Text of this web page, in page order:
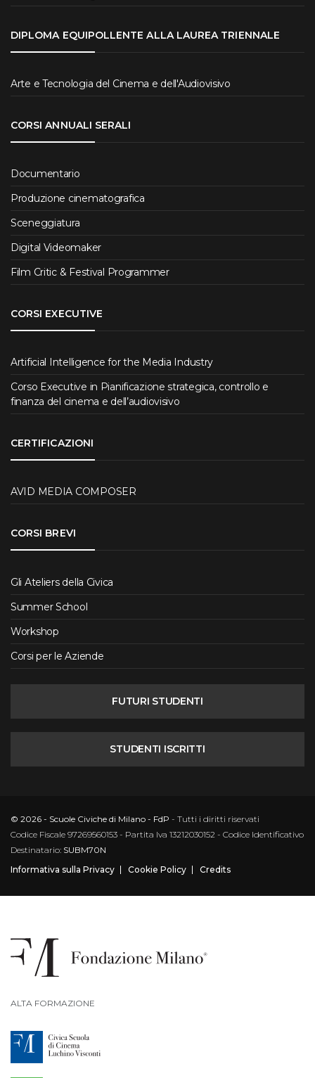
DIPLOMA EQUIPOLLENTE ALLA LAUREA TRIENNALE
Arte e Tecnologia del Cinema e dell'Audiovisivo
CORSI ANNUALI SERALI
Documentario
Produzione cinematografica
Sceneggiatura
Digital Videomaker
Film Critic & Festival Programmer
CORSI EXECUTIVE
Artificial Intelligence for the Media Industry
Corso Executive in Pianificazione strategica, controllo e
finanza del cinema e dell’audiovisivo
CERTIFICAZIONI
AVID MEDIA COMPOSER
CORSI BREVI
Gli Ateliers della Civica
Summer School
Workshop
Corsi per le Aziende
FUTURI STUDENTI
STUDENTI ISCRITTI
© 2026 - Scuole Civiche di Milano - FdP - Tutti i diritti riservati
Codice Fiscale 97269560153 - Partita Iva 13212030152 - Codice Identificativo
Destinatario: SUBM70N
Informativa sulla Privacy
Cookie Policy Credits
ALTA FORMAZIONE